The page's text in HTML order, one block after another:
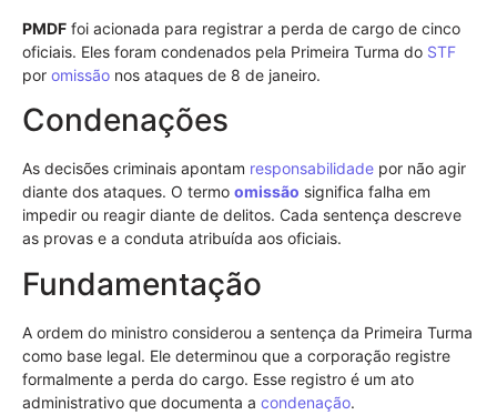
PMDF foi acionada para registrar a perda de cargo de cinco
oficiais. Eles foram condenados pela Primeira Turma do STF
por omissão nos ataques de 8 de janeiro.
Condenações
As decisões criminais apontam responsabilidade por não agir
diante dos ataques. O termo omissão significa falha em
impedir ou reagir diante de delitos. Cada sentença descreve
as provas e a conduta atribuída aos oficiais.
Fundamentação
A ordem do ministro considerou a sentença da Primeira Turma
como base legal. Ele determinou que a corporação registre
formalmente a perda do cargo. Esse registro é um ato
administrativo que documenta a condenação.